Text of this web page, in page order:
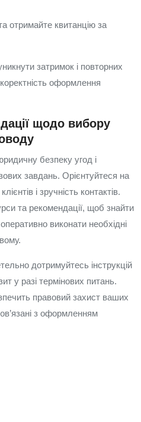
отримайте квитанцію за
затримок і повторних
оформлення
щодо вибору
безпеку угод і
завдань. Орієнтуйтеся на
і зручність контактів.
та рекомендації, щоб знайти
виконати необхідні
дотримуйтесь інструкцій
у разі термінових питань.
правовий захист ваших
з оформленням